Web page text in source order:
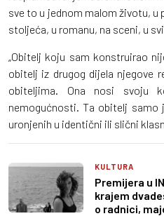
sve to u jednom malom životu,
stoljeća, u romanu, na sceni, u
„Obitelj koju sam konstruirao
obitelj iz drugog dijela njegove
obiteljima. Ona nosi svoju
nemogućnosti. Ta obitelj samo
uronjenih u identični ili slični
KULTURA
Premijera u
krajem
o radnici,